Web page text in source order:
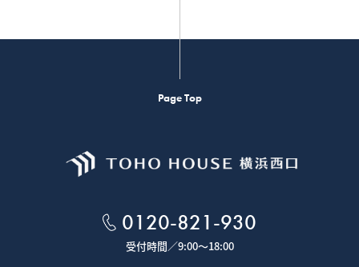
Page Top
0120-821-930
受付時間／9:00～18:00